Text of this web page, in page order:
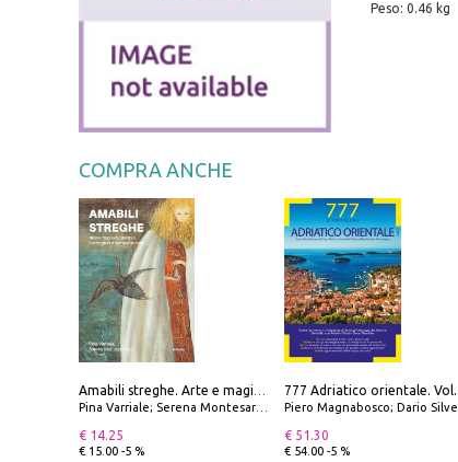
Peso: 0.46 kg
COMPRA ANCHE
Amabili streghe. Arte e magie di Leonora Carrington e Remedios Varo
Pina Varriale; Serena Montesarchio
€ 14.25
€ 15.00 -5 %
Piero Magnabosco; Dario Silvestro; Marco Sbrizzi
€ 51.30
€ 54.00 -5 %